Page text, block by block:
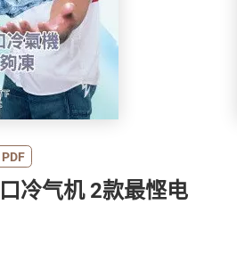
PDF
2款最悭电